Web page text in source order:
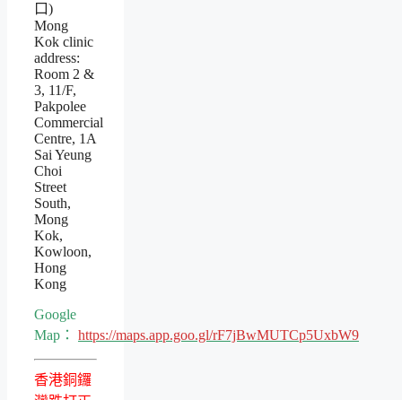
口)
Mong
Kok clinic
address:
Room 2 &
3, 11/F,
Pakpolee
Commercial
Centre, 1A
Sai Yeung
Choi
Street
South,
Mong
Kok,
Kowloon,
Hong
Kong
Google
Map： https://maps.app.goo.gl/rF7jBwMUTCp5UxbW9
香港銅鑼